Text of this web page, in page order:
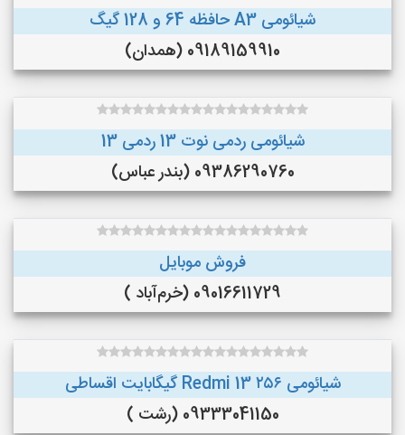
شیائومی A3 حافظه 64 و 128 گیگ
09189159910 (همدان)
شیائومی ردمی نوت 13 ردمی 13
09386290760 (بندر عباس)
فروش موبایل
09016611729 (خرم‌آباد )
شیائومی Redmi 13 ۲۵۶ گیگابایت اقساطی
09333041150 (رشت )